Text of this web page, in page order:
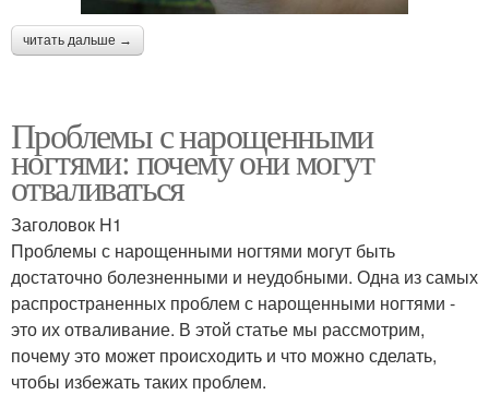
читать дальше →
Проблемы с нарощенными
ногтями: почему они могут
отваливаться
Заголовок H1
Проблемы с нарощенными ногтями могут быть
достаточно болезненными и неудобными. Одна из самых
распространенных проблем с нарощенными ногтями -
это их отваливание. В этой статье мы рассмотрим,
почему это может происходить и что можно сделать,
чтобы избежать таких проблем.